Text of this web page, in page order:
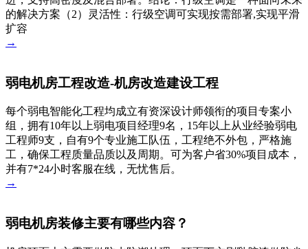
的解决方案（2）灵活性：行级空调可实现按需部署,实现平滑
扩容
→
弱电机房工程改造-机房改造建设工程
每个弱电智能化工程均成立有资深设计师领衔的项目专案小
组，拥有10年以上弱电项目经理9名，15年以上从业经验弱电
工程师9支，自有9个专业施工队伍，工程绝不外包，严格施
工，确保工程质量品质以及周期。可为客户省30%项目成本，
并有7*24小时客服在线，无忧售后。
→
弱电机房装修主要有哪些内容？